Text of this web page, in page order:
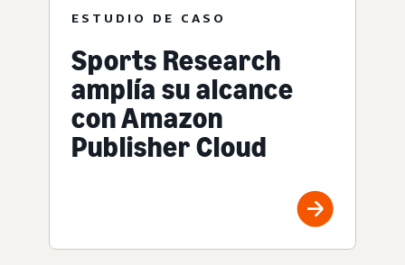
ESTUDIO DE CASO
Sports Research
amplía su alcance
con Amazon
Publisher Cloud